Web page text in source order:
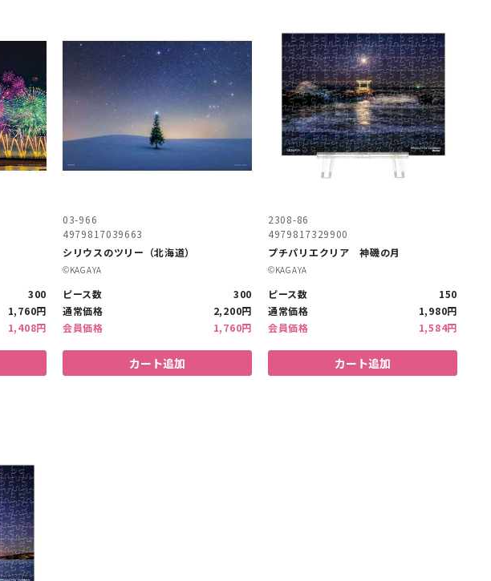
300
1,760円
1,408円
03-966
4979817039663
シリウスのツリー（北海道）
©︎KAGAYA
ピース数
300
通常価格
2,200円
会員価格
1,760円
カート追加
2308-86
4979817329900
プチパリエクリア 神磯の月
©︎KAGAYA
ピース数
150
通常価格
1,980円
会員価格
1,584円
カート追加